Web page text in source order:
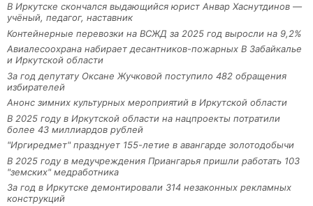
В Иркутске скончался выдающийся юрист Анвар Хаснутдинов —
учёный, педагог, наставник
Контейнерные перевозки на ВСЖД за 2025 год выросли на 9,2%
Авиалесоохрана набирает десантников-пожарных В Забайкалье
и Иркутской области
За год депутату Оксане Жучковой поступило 482 обращения
избирателей
Анонс зимних культурных мероприятий в Иркутской области
В 2025 году в Иркутской области на нацпроекты потратили
более 43 миллиардов рублей
"Иргиредмет" празднует 155-летие в авангарде золотодобычи
В 2025 году в медучреждения Приангарья пришли работать 103
"земских" медработника
За год в Иркутске демонтировали 314 незаконных рекламных
конструкций